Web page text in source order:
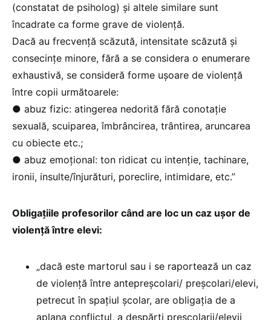
(constatat de psiholog) și altele similare sunt
încadrate ca forme grave de violență.
Dacă au frecvență scăzută, intensitate scăzută și
consecințe minore, fără a se considera o enumerare
exhaustivă, se consideră forme ușoare de violență
între copii următoarele:
● abuz fizic: atingerea nedorită fără conotație
sexuală, scuiparea, îmbrâncirea, trântirea, aruncarea
cu obiecte etc.;
● abuz emoțional: ton ridicat cu intenție, tachinare,
ironii, insulte/înjurături, poreclire, intimidare, etc.”
Obligațiile profesorilor când are loc un caz ușor de
violență între elevi:
„dacă este martorul sau i se raportează un caz
de violență între antepreșcolari/ preșcolari/elevi,
petrecut în spațiul școlar, are obligația de a
aplana conflictul, a despărți preșcolarii/elevii